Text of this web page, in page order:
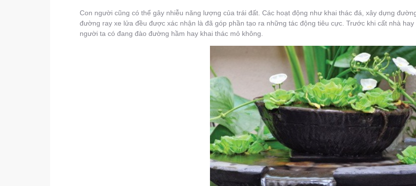
Con người cũng có thể gây nhiễu năng lượng của trái đất. Các hoạt động như khai thác đá, xây dựng
đường ray xe lửa đều được xác nhận là đã góp phần tạo ra những tác động tiêu cực. Trước khi cất nhà
người ta có đang đào đường hầm hay khai thác mỏ không.